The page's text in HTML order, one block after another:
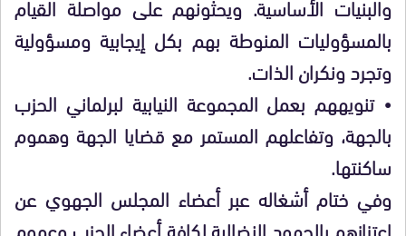
بالمسؤوليات المنوطة بهم بكل إيجابية ومسؤولية
وتجرد ونكران الذات.
• تنويههم بعمل المجموعة النيابية لبرلماني الحزب
بالجهة، وتفاعلهم المستمر مع قضايا الجهة وهموم
ساكنتها.
وفي ختام أشغاله عبر أعضاء المجلس الجهوي عن